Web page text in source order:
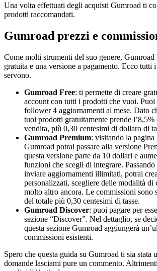
Una volta effettuati degli acquisti Gumroad ti
prodotti raccomandati.
Gumroad prezzi e
Come molti strumenti del suo genere, Gumroad
gratuita e una versione a pagamento. Ecco tutti
servono.
Gumroad Free: ti permette di creare
account con tutti i prodotti che vuoi.
follower 4 aggiornamenti al mese. Dato
tuoi prodotti gratuitamente prende l’8,5%
vendita, più 0,30 centesimi di dollaro di
Gumroad Premium: visitando la pagina
Gumroad potrai passare alla versione
questa versione parte da 10 dollari e
funzioni che scegli di integrare.
inviare aggiornamenti illimitati, potrai
personalizzati, scegliere delle modalità di
molto altro ancora. Le commissioni sono
del totale più 0,30 centesimi di tasse.
Gumroad Discover: puoi pagare per
sezione “Discover”. Nel dettaglio, se
questa sezione Gumroad aggiungerà
commissioni esistenti.
Spero che questa guida su Gumroad ti sia stata
domande lasciami pure un commento.